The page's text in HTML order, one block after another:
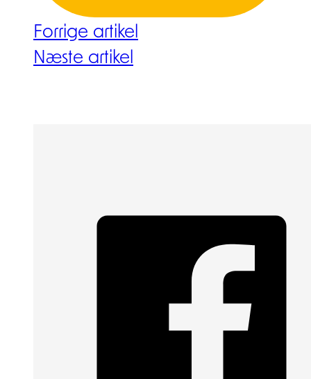
Forrige artikel
Næste artikel